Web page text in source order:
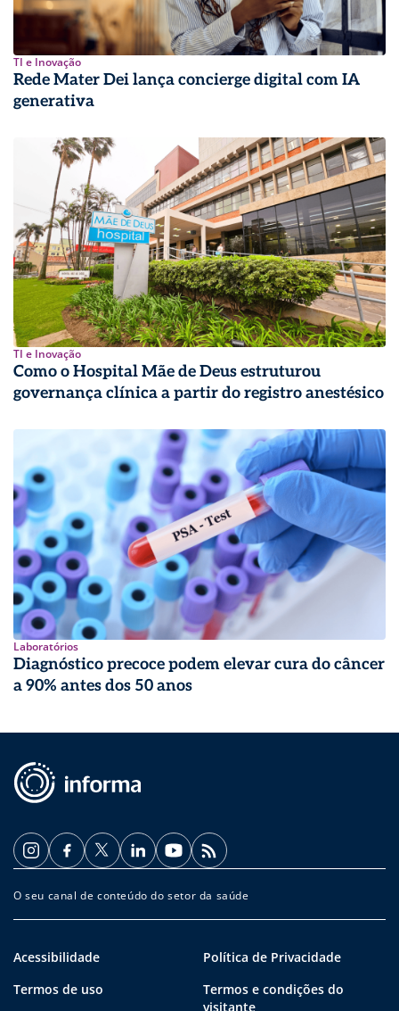
TI e Inovação
Rede Mater Dei lança concierge digital com IA
generativa
TI e Inovação
Como o Hospital Mãe de Deus estruturou
governança clínica a partir do registro anestésico
Laboratórios
Diagnóstico precoce podem elevar cura do câncer
a 90% antes dos 50 anos
O seu canal de conteúdo do setor da saúde
Acessibilidade
Política de Privacidade
Termos de uso
Termos e condições do
visitante